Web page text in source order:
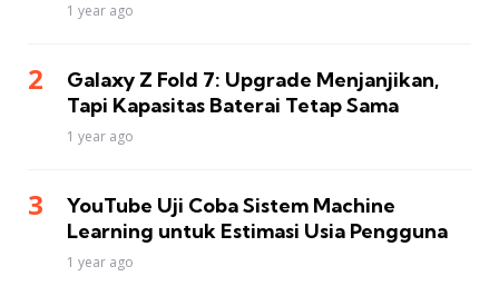
1 year ago
Galaxy Z Fold 7: Upgrade Menjanjikan,
Tapi Kapasitas Baterai Tetap Sama
1 year ago
YouTube Uji Coba Sistem Machine
Learning untuk Estimasi Usia Pengguna
1 year ago